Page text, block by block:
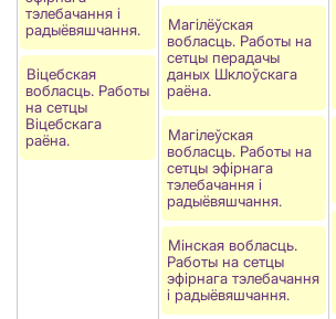
тэлебачання і
радыёвяшчання.
Віцебская
вобласць. Работы
на сетцы
Вiцебскага
раёна.
Магілёўская
вобласць. Работы на
сетцы перадачы
даных Шклоўскага
раёна.
Магiлеўская
вобласць. Работы на
сетцы эфірнага
тэлебачання і
радыёвяшчання.
Мінская вобласць.
Работы на сетцы
эфірнага тэлебачання
і радыёвяшчання.